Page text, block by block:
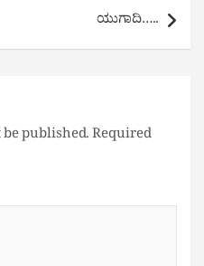
ಯುಗಾದಿ…..
published.Required